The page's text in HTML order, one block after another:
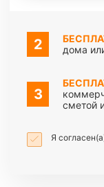
дома
сметой
Я